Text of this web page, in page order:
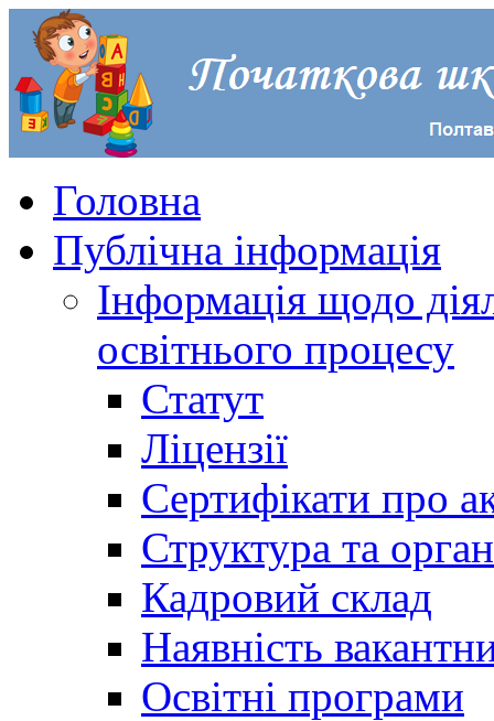
Головна
Публічна інформація
Інформація щодо
освітнього процесу
Статут
Ліцензії
Сертифікати про
Структура та
Кадровий склад
Наявність
Освітні програми